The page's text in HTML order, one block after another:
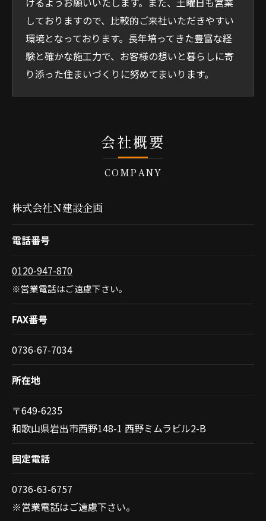
しておりますので、比較的ご来社いただきやすい
環境となっております。長年培ってきた豊富な経
験と確かな施工力で、お客様の想いと暮らしに寄
り添った住まいづくりに努めてまいります。
会社概要
COMPANY
株式会社Ｎ建設企画
電話番号
0120-947-870
※営業電話はご遠慮下さい。
FAX番号
0736-67-7034
所在地
〒649-6235
和歌山県岩出市西野148-1 西野ミムラビル2-B
固定電話
0736-63-6757
※営業電話はご遠慮下さい。